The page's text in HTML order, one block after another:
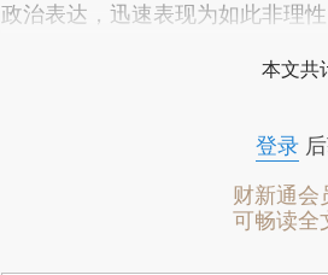
政治表达，迅速表现为如此非理
本文共
登录后
财新通会
可畅读全